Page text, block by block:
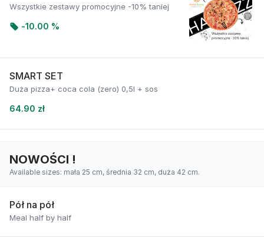
Wszystkie zestawy promocyjne -10% taniej
-10.00 %
SMART SET
Duża pizza+ coca cola (zero) 0,5l + sos
64.90 zł
NOWOŚCI !
Available sizes: mała 25 cm, średnia 32 cm, duża 42 cm.
Pół na pół
Meal half by half